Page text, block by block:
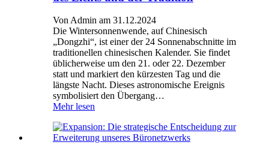
Von Admin am 31.12.2024
Die Wintersonnenwende, auf Chinesisch
„Dongzhi“, ist einer der 24 Sonnenabschnitte im
traditionellen chinesischen Kalender. Sie findet
üblicherweise um den 21. oder 22. Dezember
statt und markiert den kürzesten Tag und die
längste Nacht. Dieses astronomische Ereignis
symbolisiert den Übergang…
Mehr lesen